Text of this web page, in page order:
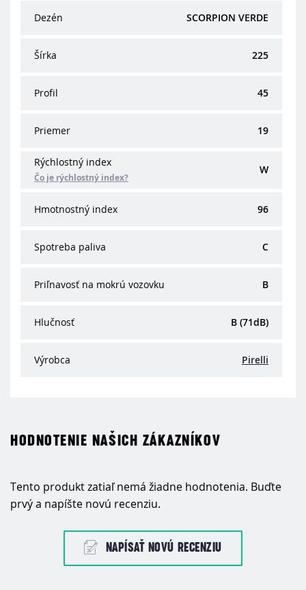
Dezén SCORPION VERDE
Šírka 225
Profil 45
Priemer 19
Rýchlostný index
Čo je rýchlostný index?
W
Hmotnostný index 96
Spotreba paliva C
Priľnavosť na mokrú vozovku B
Hlučnosť B (71dB)
Výrobca Pirelli
HODNOTENIE NAŠICH ZÁKAZNÍKOV
Tento produkt zatiaľ nemá žiadne hodnotenia. Buďte
prvý a napíšte novú recenziu.
NAPÍSAŤ NOVÚ RECENZIU